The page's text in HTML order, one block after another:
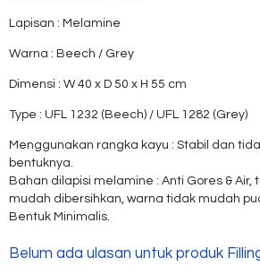
Lapisan : Melamine
Warna : Beech / Grey
Dimensi : W 40 x D 50 x H 55 cm
Type : UFL 1232 (Beech) / UFL 1282 (Grey)
Menggunakan rangka kayu : Stabil dan
bentuknya.
Bahan dilapisi melamine : Anti Gores &
mudah dibersihkan, warna tidak mudah
Bentuk Minimalis.
Belum ada ulasan untuk produk